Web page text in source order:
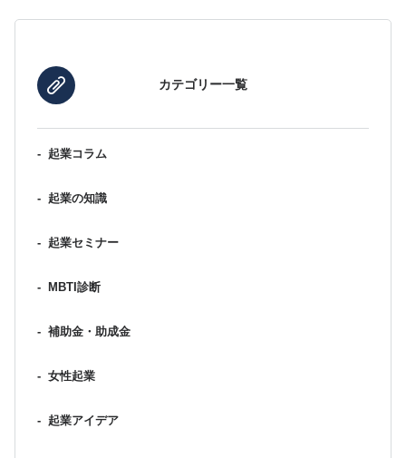
カテゴリー一覧
- 起業コラム
- 起業の知識
- 起業セミナー
- MBTI診断
- 補助金・助成金
- 女性起業
- 起業アイデア